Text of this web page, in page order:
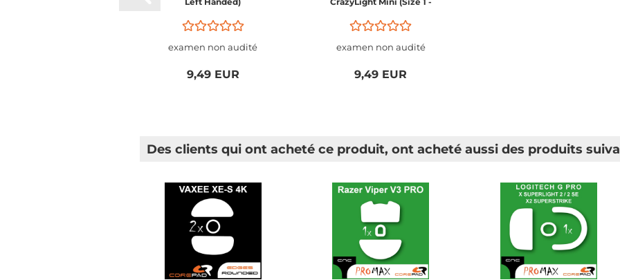
examen non audité
9,49 EUR
examen non audité
9,49 EUR
Des clients qui ont acheté ce produit, ont acheté aussi des produits